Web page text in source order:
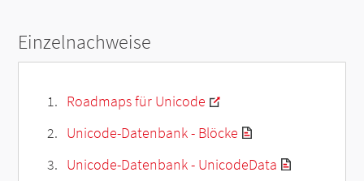
Einzelnachweise
Roadmaps für Unicode
Unicode-Datenbank - Blöcke
Unicode-Datenbank - UnicodeData